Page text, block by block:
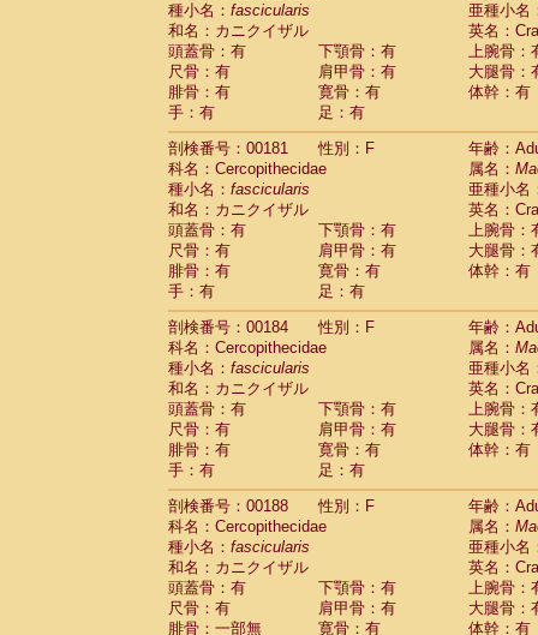
種小名： fascicularis
亜種小名
和名：カニクイザル
英名：
頭蓋骨：有
下顎骨：有
上腕骨：
尺骨：有
肩甲骨：有
大腿骨：
腓骨：有
寛骨：有
体幹：有
手：有
足：有
剖検番号：00181
性別：F
年齢：
科名：Cercopithecidae
属名：
種小名： fascicularis
亜種小名
和名：カニクイザル
英名：
頭蓋骨：有
下顎骨：有
上腕骨：
尺骨：有
肩甲骨：有
大腿骨：
腓骨：有
寛骨：有
体幹：有
手：有
足：有
剖検番号：00184
性別：F
年齢：
科名：Cercopithecidae
属名：
種小名： fascicularis
亜種小名
和名：カニクイザル
英名：
頭蓋骨：有
下顎骨：有
上腕骨：
尺骨：有
肩甲骨：有
大腿骨：
腓骨：有
寛骨：有
体幹：有
手：有
足：有
剖検番号：00188
性別：F
年齢：
科名：Cercopithecidae
属名：
種小名： fascicularis
亜種小名
和名：カニクイザル
英名：
頭蓋骨：有
下顎骨：有
上腕骨：
尺骨：有
肩甲骨：有
大腿骨：
腓骨：一部無
寛骨：有
体幹：有